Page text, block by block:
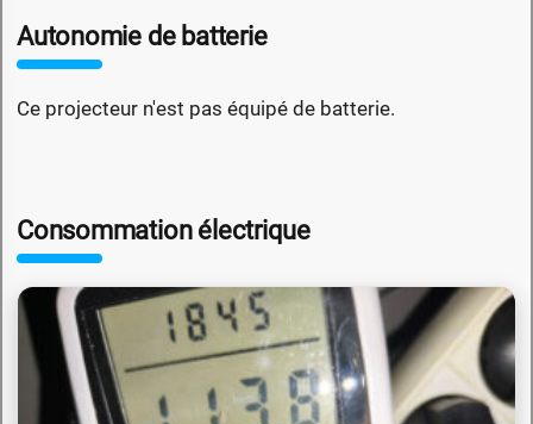
Autonomie de batterie
Ce projecteur n'est pas équipé de batterie.
Consommation électrique